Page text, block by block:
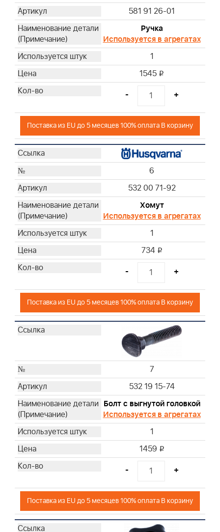
581 91 26-01
Ручка
Используется в агрегатах
1
1545 i
- +
Поставка из EU до 5 месяцев 100% оплата В корзину
6
532 00 71-92
Хомут
Используется в агрегатах
1
734 i
- +
Поставка из EU до 5 месяцев 100% оплата В корзину
7
532 19 15-74
Болт с выгнутой головкой
Используется в агрегатах
1
1459 i
- +
Поставка из EU до 5 месяцев 100% оплата В корзину